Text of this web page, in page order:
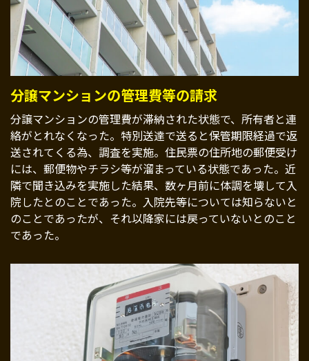
分譲マンションの管理費等の請求
分譲マンションの管理費が滞納された状態で、所有者と連
絡がとれなくなった。特別送達で送ると保管期限経過で返
送されてくる為、調査を実施。住民票の住所地の郵便受け
には、郵便物やチラシ等が溜まっている状態であった。近
隣で聞き込みを実施した結果、数ヶ月前に体調を壊して入
院したとのことであった。入院先等については知らないと
のことであったが、それ以降家には戻っていないとのこと
であった。